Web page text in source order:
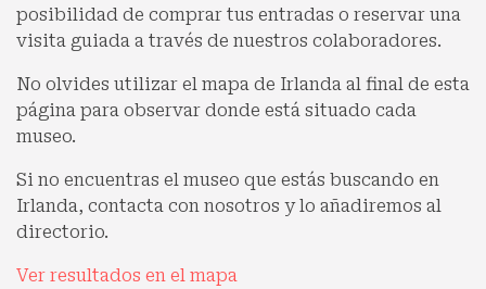
posibilidad de comprar tus entradas o reservar una
visita guiada a través de nuestros colaboradores.
No olvides utilizar el mapa de Irlanda al final de esta
página para observar donde está situado cada
museo.
Si no encuentras el museo que estás buscando en
Irlanda, contacta con nosotros y lo añadiremos al
directorio.
Ver resultados en el mapa